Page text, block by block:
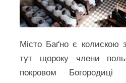
Місто Баґно є колискою
тут щороку члени
покровом Богородиці